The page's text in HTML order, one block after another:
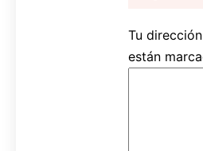
Tu
están